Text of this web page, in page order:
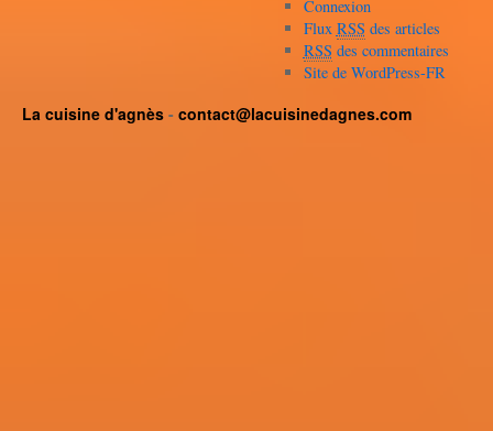
Connexion
Flux RSS des articles
RSS des commentaires
Site de WordPress-FR
La cuisine d'agnès - contact@lacuisinedagnes.com